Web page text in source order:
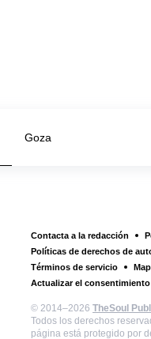
Goza
Contacta a la redacción
Políticas de derechos de
Términos de servicio
Actualizar el consentimiento
© 2014–2026 TheSoul
Todos los derechos
página está protegido por